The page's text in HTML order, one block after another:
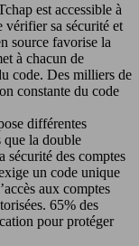
est accessible à
vérifier sa sécurité et
source favorise la
à chacun de
code. Des milliers de
constante du code
différentes
que la double
des comptes
un code unique
aux comptes
65% des
pour protéger